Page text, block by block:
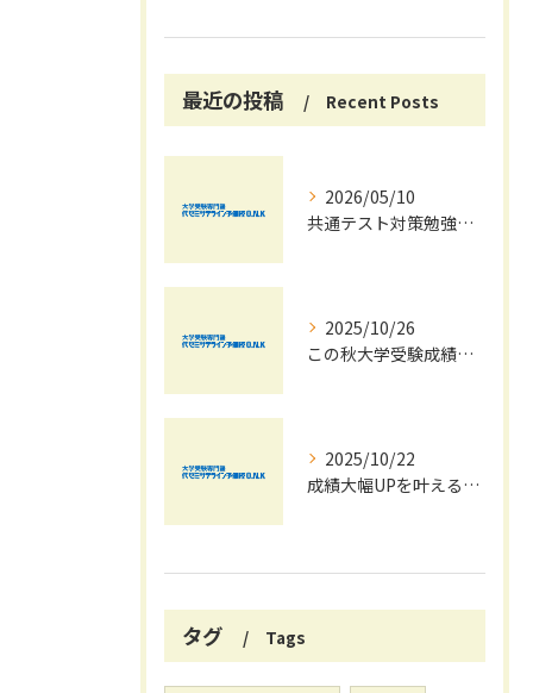
最近の投稿 Recent Posts
2026/05/10
共通テスト対策勉強は早めに始めましょう！
2025/10/26
この秋大学受験成績大幅UPの秘訣
2025/10/22
成績大幅UPを叶える秋の効率学習法
タグ Tags